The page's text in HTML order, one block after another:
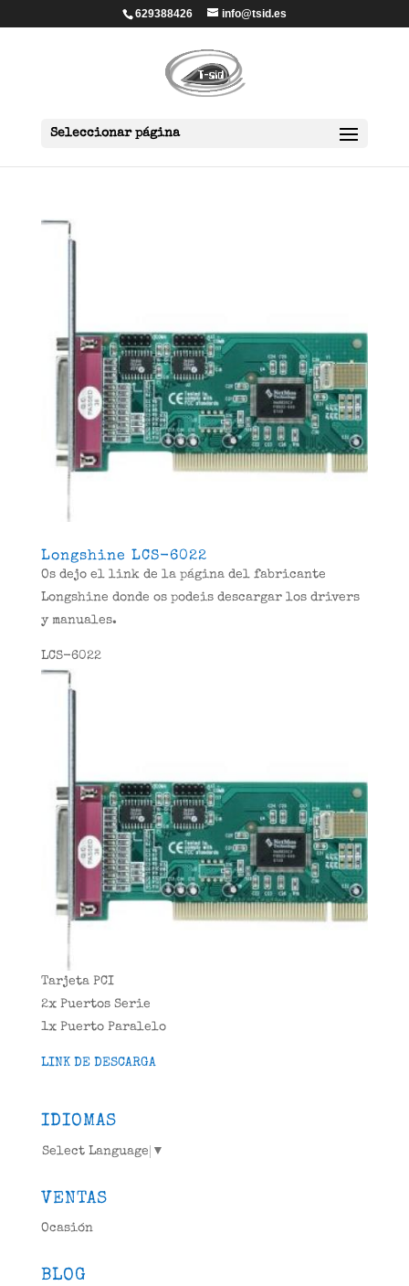
629388426 info@tsid.es
Seleccionar página
Longshine LCS-6022
Os dejo el link de la página del fabricante
Longshine donde os podeis descargar los drivers
y manuales.
LCS-6022
Tarjeta PCI
2x Puertos Serie
1x Puerto Paralelo
LINK DE DESCARGA
IDIOMAS
Select Language ▼
VENTAS
Ocasión
BLOG